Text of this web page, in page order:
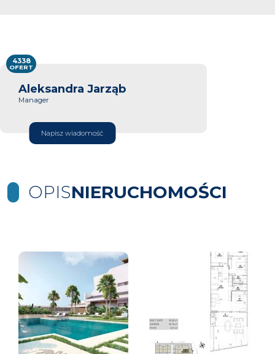
Aleksandra Jarząb
Manager
Napisz wiadomość
4338
OFERT
OPISNIERUCHOMOŚCI